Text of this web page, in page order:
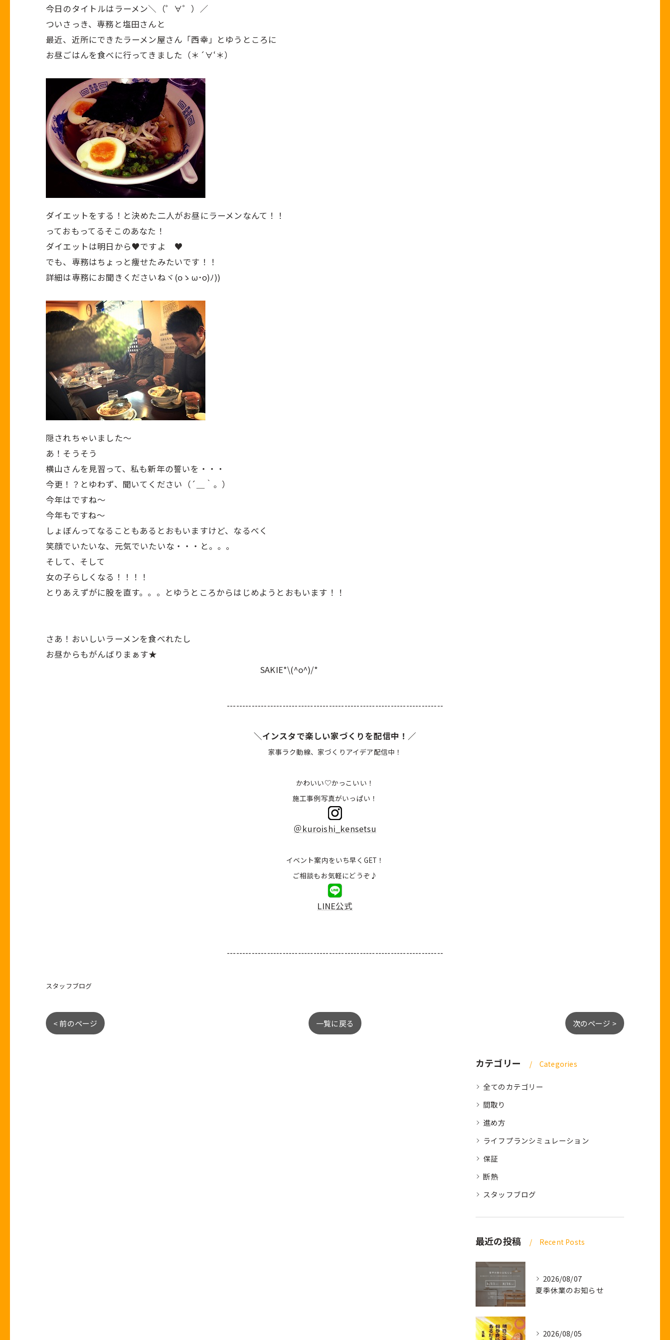
今日のタイトルはラーメン＼（゜∀゜）／
ついさっき、専務と塩田さんと
最近、近所にできたラーメン屋さん「西幸」とゆうところに
お昼ごはんを食べに行ってきました（＊´∀‘＊）
ダイエットをする！と決めた二人がお昼にラーメンなんて！！
っておもってるそこのあなた！
ダイエットは明日から♥ですよ ♥
でも、専務はちょっと痩せたみたいです！！
詳細は専務にお聞きくださいねヾ(oゝω･o)ﾉ))
隠されちゃいました～
あ！そうそう
横山さんを見習って、私も新年の誓いを・・・
今更！？とゆわず、聞いてください（´＿｀。）
今年はですね～
今年もですね～
しょぼんってなることもあるとおもいますけど、なるべく
笑顔でいたいな、元気でいたいな・・・と。。。
そして、そして
女の子らしくなる！！！！
とりあえずがに股を直す。。。とゆうところからはじめようとおもいます！！
さあ！おいしいラーメンを食べれたし
お昼からもがんばりまぁす★
SAKIE*\(^o^)/*
----------------------------------------------------------------------
＼インスタで楽しい家づくりを配信中！／
家事ラク動線、家づくりアイデア配信中！
かわいい♡かっこいい！
施工事例写真がいっぱい！
＠kuroishi_kensetsu
イベント案内をいち早くGET！
ご相談もお気軽にどうぞ♪
LINE公式
----------------------------------------------------------------------
スタッフブログ
< 前のページ 一覧に戻る 次のページ >
カテゴリー Categories
全てのカテゴリー
間取り
進め方
ライフプランシミュレーション
保証
断熱
スタッフブログ
最近の投稿 Recent Posts
2026/08/07
夏季休業のお知らせ
2026/08/05